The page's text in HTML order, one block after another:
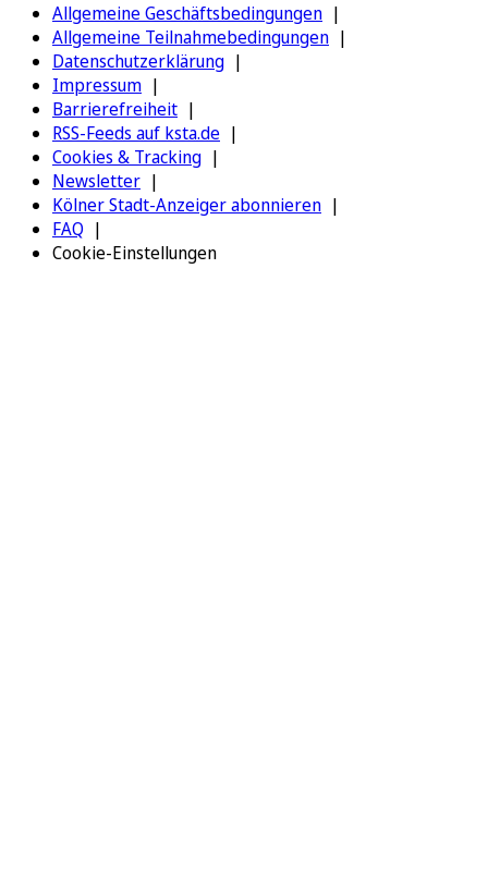
Allgemeine Geschäftsbedingungen
Allgemeine Teilnahmebedingungen
Datenschutzerklärung
Impressum
Barrierefreiheit
RSS-Feeds auf ksta.de
Cookies & Tracking
Newsletter
Kölner Stadt-Anzeiger abonnieren
FAQ
Cookie-Einstellungen